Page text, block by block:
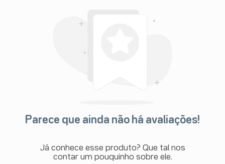
Parece que ainda não há avaliações!
Já conhece esse produto? Que tal nos
contar um pouquinho sobre ele.